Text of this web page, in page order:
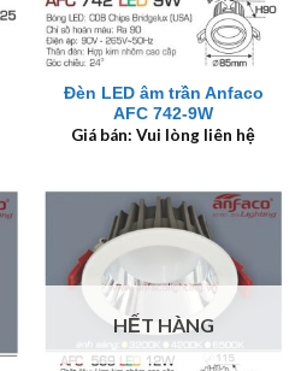
Đèn LED âm trần Anfaco
AFC 742-9W
Giá bán: Vui lòng liên hệ
HẾT HÀNG